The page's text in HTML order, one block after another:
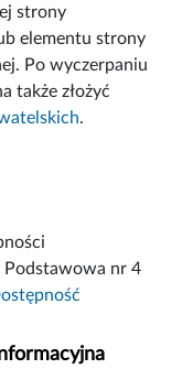
strony
elementu strony
Po wyczerpaniu
także złożyć
.
Podstawowa nr 4